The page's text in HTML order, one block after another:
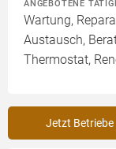
ANGEBOTENE
Wartung,
Austausch,
Thermostat,
Jetzt Betriebe